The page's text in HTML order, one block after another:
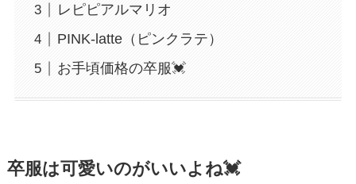
レピピアルマリオ
PINK-latte（ピンクラテ）
お手頃価格の卒服💓
卒服は可愛いのがいいよね💓